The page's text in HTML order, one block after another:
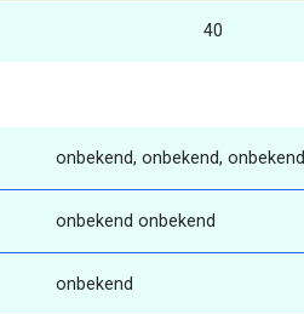
40
onbekend, onbekend, onbekend
onbekend onbekend
onbekend